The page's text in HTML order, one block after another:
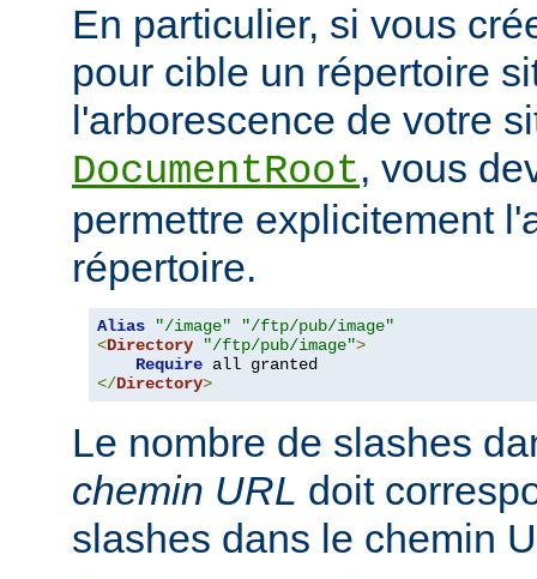
En particulier, si vous
pour cible un répertoire
l'arborescence de votre
DocumentRoot, vous
permettre explicitement
répertoire.
Alias "/image"
"/ftp/pub/image"
<Directory "/ftp/pub/image">
Require
</Directory>
Le nombre de slashes
chemin URL doit
slashes dans le chemin